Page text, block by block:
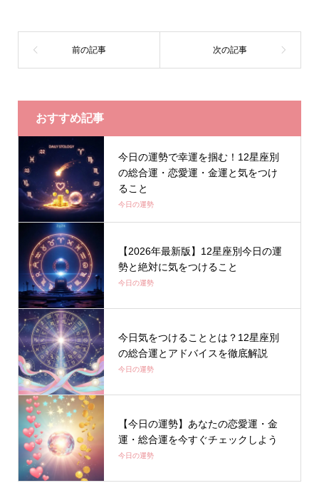
おすすめ記事
今日の運勢で幸運を掴む！12星座別
の総合運・恋愛運・金運と気をつけ
ること
今日の運勢
【2026年最新版】12星座別今日の運
勢と絶対に気をつけること
今日の運勢
今日気をつけることとは？12星座別
の総合運とアドバイスを徹底解説
今日の運勢
【今日の運勢】あなたの恋愛運・金
運・総合運を今すぐチェックしよう
今日の運勢